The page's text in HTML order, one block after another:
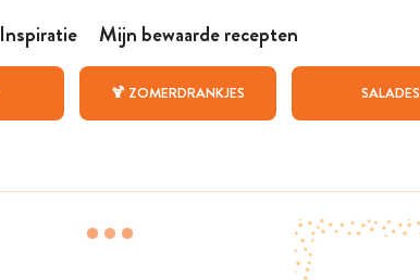
Inspiratie Mijn bewaarde recepten
🍹 ZOMERDRANKJES SALADES